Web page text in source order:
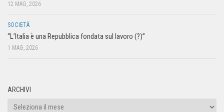
12 MAG, 2026
SOCIETÀ
“L’Italia è una Repubblica fondata sul lavoro (?)”
1 MAG, 2026
ARCHIVI